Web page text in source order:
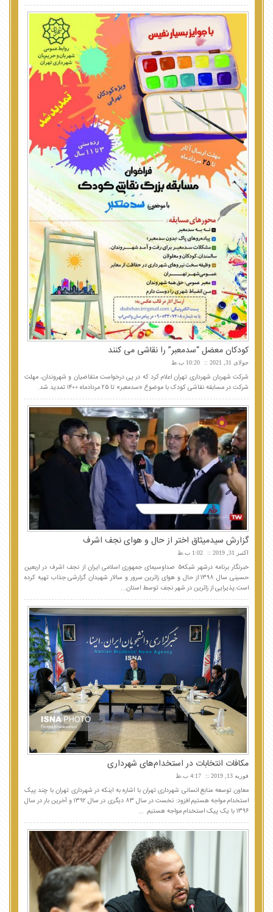
کودکان معضل “سدمعبر” را نقاشی می کنند
جولای 31, 2021 10:20 ب.ظ
شرکت شهربان شهرداری تهران اعلام کرد که در پی درخواست متقاضیان و شهروندان، مهلت
شرکت در مسابقه نقاشی کودک با موضوع «سدمعبر» تا ۲۵ مردادماه ۱۴۰۰ تمدید شد.
گزارش سیدمیثاق اختر از حال و هوای نجف اشرف
اکتبر 31, 2019 1:02 ب.ظ
خبرنگار برنامه درشهر شبکه۵ صداوسیمای جمهوری اسلامی ایران از نجف اشرف در اربعین
حسینی سال ۱۳۹۸ از حال و هوای زائرین سرور و سالار شهیدان گزارشی جذاب تهیه کرده
است.پذیرایی از زائرین در شهر نجف توسط استان...
مکافات انتخابات در استخدام‌های شهرداری
فوریه 13, 2019 4:17 ب.ظ
معاون توسعه منابع انسانی شهرداری تهران با اشاره به اینکه در شهرداری تهران با چند پیک
استخدام مواجه هستیم افزود: نخست در سال ۸۳ دیگری در سال ۱۳۹۲ و آخرین بار در سال
۱۳۹۶ با یک پیک استخدام مواجه هستیم. ...